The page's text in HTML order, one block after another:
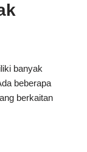
banyak
beberapa
berkaitan